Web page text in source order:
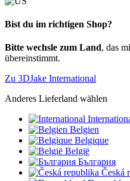
Bist du im richtigen Shop?
Bitte wechsle zum Land, das
übereinstimmt.
Zu 3DJake International
Anderes Lieferland wählen
Belgien
Belgique
België
България
Česká